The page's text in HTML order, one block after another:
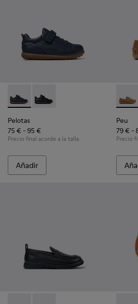
Pelotas - K800316-004 - Zapatos
Pelotas - K800316-003 -
Pelotas
75 € - 95 €
Precio final acorde a la talla
Añadir
Peu
Peu
79 € -
Precio